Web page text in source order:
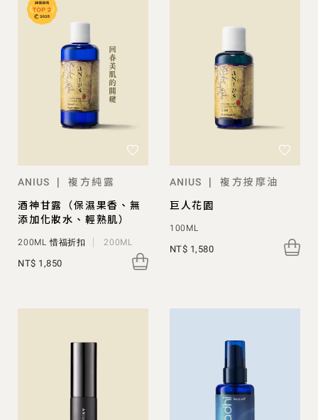
ANIUS |
複方純露
酒神甘露（保濕果香、無
添加化妝水、輕熟肌）
200ML 惜福折扣 200ML
NT$ 1,850
ANIUS |
複方按摩油
巨人花園
100ML
NT$ 1,580